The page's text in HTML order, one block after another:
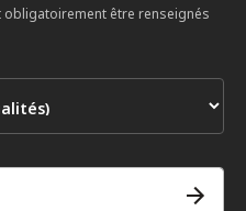
être renseignés